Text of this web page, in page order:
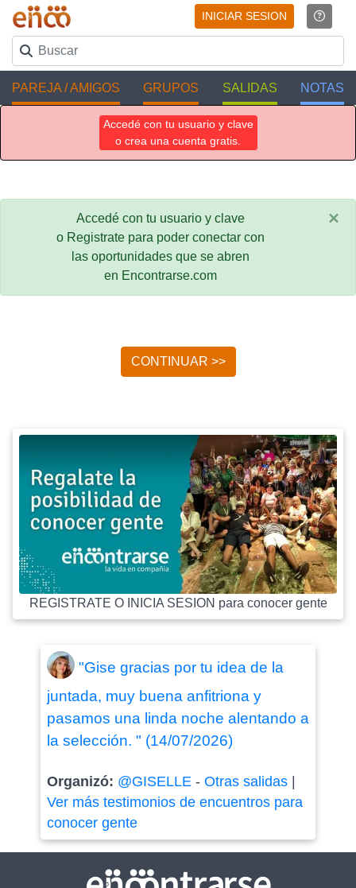
INICIAR SESION
PAREJA / AMIGOS GRUPOS SALIDAS NOTAS
Accedé con tu usuario y clave
o crea una cuenta gratis.
Accedé con tu usuario y clave
o Registrate para poder conectar con
las oportunidades que se abren
en Encontrarse.com
×
CONTINUAR >>
REGISTRATE O INICIA SESION para conocer gente
"Gise gracias por tu idea de la
juntada, muy buena anfitriona y
pasamos una linda noche alentando a
la selección. " (14/07/2026)
Organizó: @GISELLE- Otras salidas|
Ver más testimonios de encuentros para
conocer gente